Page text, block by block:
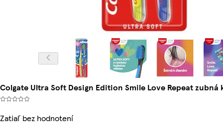
Colgate Ultra Soft Design Edition Smile Love Repeat zubná
Zatiaľ bez hodnotení